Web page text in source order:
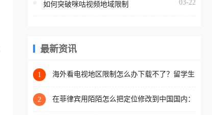
区工作、留学、定居等，都
权限制所困扰。
区时，网易云音乐也会像其
回国加速器，即可解决「海
版权限制」的问题，无论人
如何突破咪咕视频地域限制 03-22
最新资讯
1
海外看电视地区限制怎么办下载不了？留学生
2
在菲律宾用陌陌怎么把定位修改到中国国内：